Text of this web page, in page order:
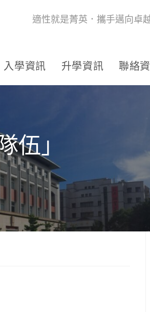
適性就是菁英．攜手邁向卓
入學資訊 升學資訊 聯絡
」